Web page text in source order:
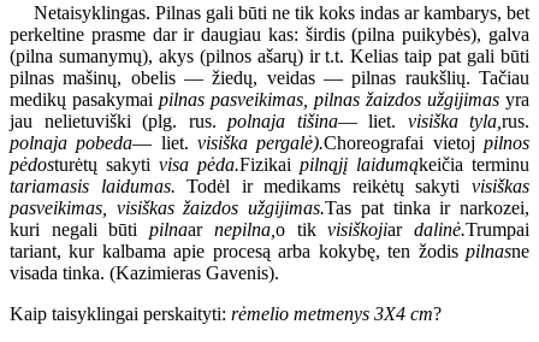
Netaisyklingas. Pilnas gali būti ne tik koks indas ar kambarys, bet
perkeltine prasme dar ir daugiau kas: širdis (pilna puikybės), galva
(pilna sumanymų), akys (pilnos ašarų) ir t.t. Kelias taip pat gali būti
pilnas mašinų, obelis — žiedų, veidas — pilnas raukšlių. Tačiau
medikų pasakymai pilnas pasveikimas, pilnas žaizdos užgijimas yra
jau nelietuviški (plg. rus. polnaja tišina— liet. visiška tyla, rus.
polnaja pobeda— liet.visiška pergalė).Choreografai vietojpilnos
pėdosturėtų sakyti visa pėda.Fizikai pilnąjį laidumąkeičia terminu
tariamasis laidumas.Todėl ir medikams reikėtų sakytivisiškas
pasveikimas, visiškas žaizdos užgijimas.Tas pat tinka ir narkozei,
kuri negali būtipilnaar nepilna, o tikvisiškojiardalinė.Trumpai
tariant, kur kalbama apie procesą arba kokybę, ten žodis pilnasne
visada tinka. (Kazimieras Gavenis).
Kaip taisyklingai perskaityti: rėmelio metmenys 3X4 cm?